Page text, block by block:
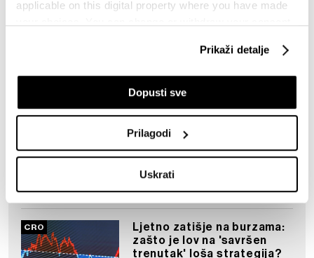
applicable on this digital property where you have made
If you allow, we would also like to:
Collect information about your geographical
Identify your device by actively scanning it for
specific characteristics (fingerprinting)
Find out more about how your personal data is processed
and set your preferences in thedetails section.
Zajednički voditelji obrade su HD-WIN ARENA SPORT
Prikaži detalje
Dopusti sve
Prilagodi
Uskrati
Region
Pokretanje IT biznisa u
Srbiji - koliko novca treba, a
Ljetno zatišje na burzama:
zašto je lov na 'savršen
trenutak' loša strategija?